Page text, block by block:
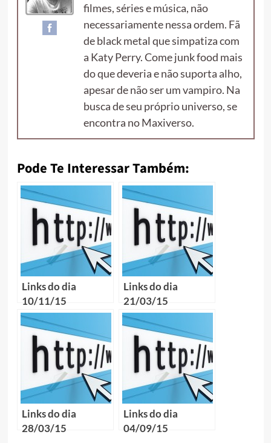
filmes, séries e música, não
necessariamente nessa ordem. Fã
de black metal que simpatiza com
a Katy Perry. Come junk food mais
do que deveria e não suporta alho,
apesar de não ser um vampiro. Na
busca de seu próprio universo, se
encontra no Maxiverso.
Pode Te Interessar Também:
Links do dia
10/11/15
Links do dia
21/03/15
Links do dia
28/03/15
Links do dia
04/09/15